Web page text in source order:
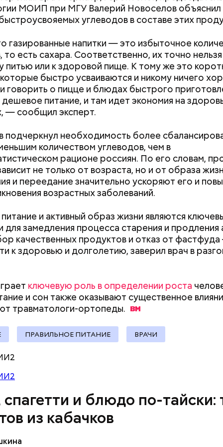
МОИП при МГУ Валерий Новоселов объяснил
углеводов в составе этих
газированные напитки — это избыточное
то есть сахара. Соответственно, их точно
питью или к здоровой пище. К тому же это
быстро усваиваются и никому ничего
говорить о пицце и блюдах быстрого
питание, и там идет экономия на
— сообщил эксперт.
подчеркнул необходимость более
количеством углеводов, чем в
рационе россиян. По его словам,
не только от возраста, но и от образа
и переедание значительно ускоряют его и
возрастных заболеваний.
и активный образ жизни являются
для замедления процесса старения и продления
качественных продуктов и отказ от
к здоровью и долголетию, заверил врач в
ключевую роль в определении роста
и сон также оказывают существенное
травматологи-ортопеды.
ПРАВИЛЬНОЕ ПИТАНИЕ ВРАЧИ
спагетти и блюдо по-тайски:
из кабачков
масло;
Как поменять
не получить